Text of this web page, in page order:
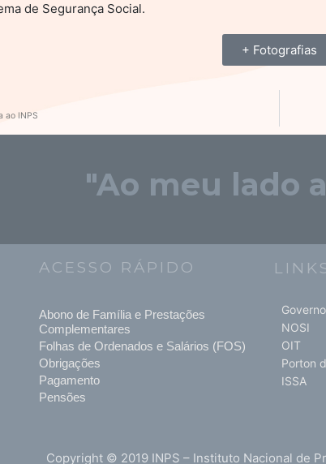
de Segurança Social.
+ Fotografias
ao INPS
"Ao meu lado
ACESSO RÁPIDO
Abono de Família e Prestações
Complementares
Folhas de Ordenados e Salários (FOS)
Obrigações
Pagamento
Pensões
Governo
NOSI
OIT
Porton
ISSA
Copyright © 2019 INPS – Instituto Nacional de